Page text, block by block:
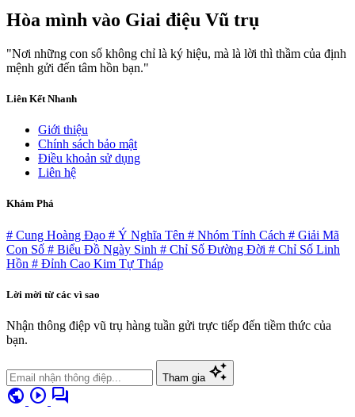
Hòa mình vào Giai điệu Vũ trụ
"Nơi những con số không chỉ là ký hiệu, mà là lời thì thầm của định
mệnh gửi đến tâm hồn bạn."
Liên Kết Nhanh
Giới thiệu
Chính sách bảo mật
Điều khoản sử dụng
Liên hệ
Khám Phá
# Cung Hoàng Đạo # Ý Nghĩa Tên # Nhóm Tính Cách # Giải Mã
Con Số # Biểu Đồ Ngày Sinh # Chỉ Số Đường Đời # Chỉ Số Linh
Hồn # Đỉnh Cao Kim Tự Tháp
Lời mời từ các vì sao
Nhận thông điệp vũ trụ hàng tuần gửi trực tiếp đến tiềm thức của
bạn.
Tham gia auto_awesome
public play_circle forum